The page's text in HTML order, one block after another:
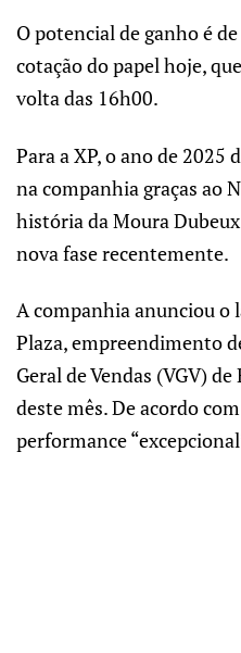
O potencial de ganho é
cotação do papel hoje,
volta das 16h00.
Para a XP, o ano de 2025
na companhia graças ao
história da Moura
nova fase recentemente.
A companhia anunciou o
Plaza, empreendimento
Geral de Vendas (VGV)
deste mês. De acordo
performance